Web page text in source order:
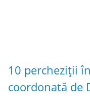
10 percheziții
coordonată de